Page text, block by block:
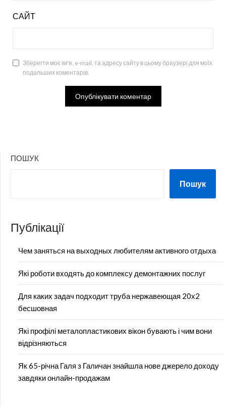
САЙТ
Зберегти моє ім'я, e-mail, та адресу сайту в цьому браузері для моїх
подальших коментарів.
ПОШУК
Пошук
Публікації
Чем заняться на выходных любителям активного отдыха
Які роботи входять до комплексу демонтажних послуг
Для каких задач подходит труба нержавеющая 20х2
бесшовная
Які профілі металопластикових вікон бувають і чим вони
відрізняються
Як 65-річна Галя з Галичан знайшла нове джерело доходу
завдяки онлайн-продажам